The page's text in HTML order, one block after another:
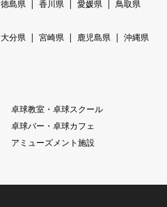
徳島県 香川県 愛媛県
鳥取県
大分県 宮崎県 鹿児島県
沖縄県
卓球教室・卓球スクール
卓球バー・卓球カフェ
アミューズメント施設